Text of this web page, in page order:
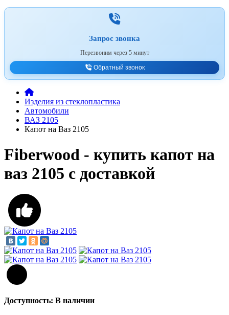
Запрос звонка
Перезвоним через 5 минут
Обратный звонок
Изделия из стеклопластика
Автомобили
ВАЗ 2105
Капот на Ваз 2105
Fiberwood - купить капот на
ваз 2105 с доставкой
Доступность: В наличии